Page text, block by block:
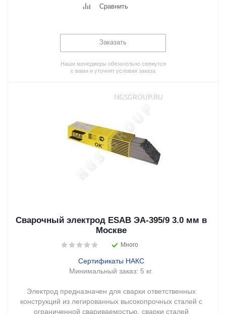
Сравнить
Заказать
Наши менеджеры обязательно свяжутся
с вами и уточнят условия заказа
Сварочный электрод ESAB ЭА-395/9 3.0 мм в
Москве
Много
Сертификаты НАКС
Минимальный заказ: 5 кг.
Электрод предназначен для сварки ответственных
конструкций из легированных высокопрочных сталей с
ограниченной свариваемостью, сварки сталей